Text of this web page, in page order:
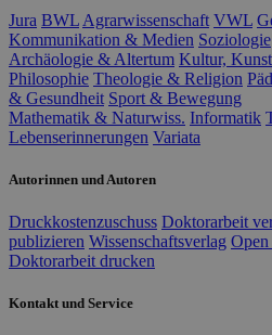
Jura BWL Agrarwissenschaft VWL
Kommunikation & Medien Soziologie
Archäologie & Altertum Kultur,
Philosophie Theologie & Religion
& Gesundheit Sport & Bewegung
Mathematik & Naturwiss. Informatik
Lebenserinnerungen Variata
Autorinnen und Autoren
Druckkostenzuschuss Doktorarbeit
publizieren Wissenschaftsverlag
Doktorarbeit drucken
Kontakt und Service